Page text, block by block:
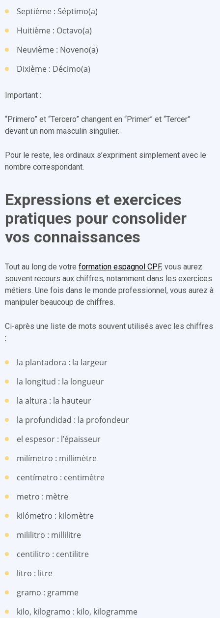
Septième : Séptimo(a)
Huitième : Octavo(a)
Neuvième : Noveno(a)
Dixième : Décimo(a)
Important :
“Primero” et “Tercero” changent en “Primer” et “Tercer”
devant un nom masculin singulier.
Pour le reste, les ordinaux s’expriment simplement avec le
nombre correspondant.
Expressions et exercices
pratiques pour consolider
vos connaissances
Tout au long de votre formation espagnol CPF, vous aurez
souvent recours aux chiffres, notamment dans les exercices
métiers. Une fois dans le monde professionnel, vous aurez à
manipuler beaucoup de chiffres.
Ci-après une liste de mots souvent utilisés avec les chiffres
:
la plantadora : la largeur
la longitud : la longueur
la altura : la hauteur
la profundidad : la profondeur
el espesor : l’épaisseur
milímetro : millimètre
centímetro : centimètre
metro : mètre
kilómetro : kilomètre
mililitro : millilitre
centilitro : centilitre
litro : litre
gramo : gramme
kilo, kilogramo : kilo, kilogramme